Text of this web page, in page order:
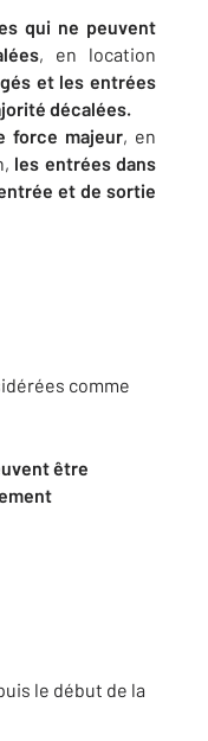
qui ne peuvent
, en location
et les entrées
décalées.
force majeur, en
les entrées dans
et de sortie
comme
être
le début de la